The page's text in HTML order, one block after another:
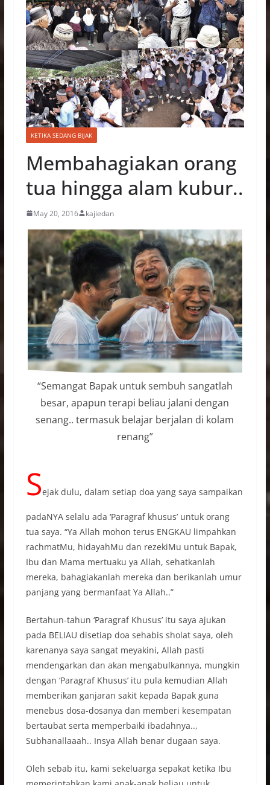
KETIKA SEDANG BIJAK
Membahagiakan orang
tua hingga alam kubur..
May 20, 2016 kajiedan
“Semangat Bapak untuk sembuh sangatlah
besar, apapun terapi beliau jalani dengan
senang.. termasuk belajar berjalan di kolam
renang”
Sejak dulu, dalam setiap doa yang saya sampaikan
padaNYA selalu ada ‘Paragraf khusus’ untuk orang
tua saya. “Ya Allah mohon terus ENGKAU limpahkan
rachmatMu, hidayahMu dan rezekiMu untuk Bapak,
Ibu dan Mama mertuaku ya Allah, sehatkanlah
mereka, bahagiakanlah mereka dan berikanlah umur
panjang yang bermanfaat Ya Allah..”
Bertahun-tahun ‘Paragraf Khusus’ itu saya ajukan
pada BELIAU disetiap doa sehabis sholat saya, oleh
karenanya saya sangat meyakini, Allah pasti
mendengarkan dan akan mengabulkannya, mungkin
dengan ‘Paragraf Khusus’ itu pula kemudian Allah
memberikan ganjaran sakit kepada Bapak guna
menebus dosa-dosanya dan memberi kesempatan
bertaubat serta memperbaiki ibadahnya..,
Subhanallaaah.. Insya Allah benar dugaan saya.
Oleh sebab itu, kami sekeluarga sepakat ketika Ibu